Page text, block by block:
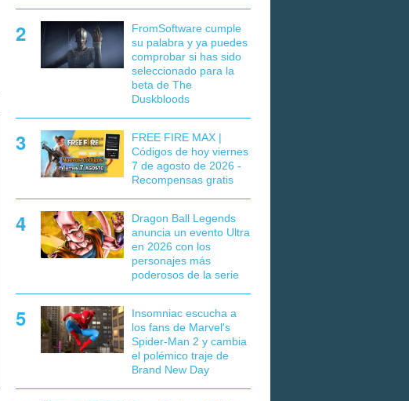
FromSoftware cumple
su palabra y ya puedes
comprobar si has sido
seleccionado para la
beta de The
Duskbloods
FREE FIRE MAX |
Códigos de hoy viernes
7 de agosto de 2026 -
Recompensas gratis
Dragon Ball Legends
anuncia un evento Ultra
en 2026 con los
personajes más
poderosos de la serie
Insomniac escucha a
los fans de Marvel's
Spider-Man 2 y cambia
el polémico traje de
Brand New Day